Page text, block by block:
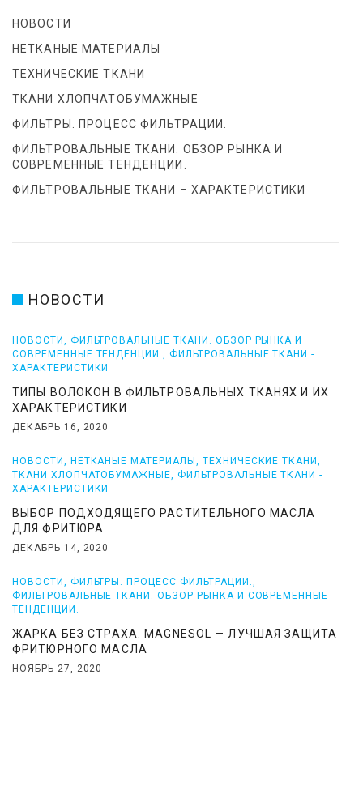
НОВОСТИ
НЕТКАНЫЕ МАТЕРИАЛЫ
ТЕХНИЧЕСКИЕ ТКАНИ
ТКАНИ ХЛОПЧАТОБУМАЖНЫЕ
ФИЛЬТРЫ. ПРОЦЕСС ФИЛЬТРАЦИИ.
ФИЛЬТРОВАЛЬНЫЕ ТКАНИ. ОБЗОР РЫНКА И
СОВРЕМЕННЫЕ ТЕНДЕНЦИИ.
ФИЛЬТРОВАЛЬНЫЕ ТКАНИ – ХАРАКТЕРИСТИКИ
НОВОСТИ
НОВОСТИ , ФИЛЬТРОВАЛЬНЫЕ ТКАНИ. ОБЗОР РЫНКА И
СОВРЕМЕННЫЕ ТЕНДЕНЦИИ.,ФИЛЬТРОВАЛЬНЫЕ ТКАНИ -
ХАРАКТЕРИСТИКИ
ТИПЫ ВОЛОКОН В ФИЛЬТРОВАЛЬНЫХ ТКАНЯХ И ИХ
ХАРАКТЕРИСТИКИ
ДЕКАБРЬ 16, 2020
НОВОСТИ , НЕТКАНЫЕ МАТЕРИАЛЫ , ТЕХНИЧЕСКИЕ ТКАНИ,
ТКАНИ ХЛОПЧАТОБУМАЖНЫЕ,ФИЛЬТРОВАЛЬНЫЕ ТКАНИ -
ХАРАКТЕРИСТИКИ
ВЫБОР ПОДХОДЯЩЕГО РАСТИТЕЛЬНОГО МАСЛА
ДЛЯ ФРИТЮРА
ДЕКАБРЬ 14, 2020
НОВОСТИ , ФИЛЬТРЫ. ПРОЦЕСС ФИЛЬТРАЦИИ.,
ФИЛЬТРОВАЛЬНЫЕ ТКАНИ. ОБЗОР РЫНКА И СОВРЕМЕННЫЕ
ТЕНДЕНЦИИ.
ЖАРКА БЕЗ СТРАХА. MAGNESOL — ЛУЧШАЯ ЗАЩИТА
ФРИТЮРНОГО МАСЛА
НОЯБРЬ 27, 2020